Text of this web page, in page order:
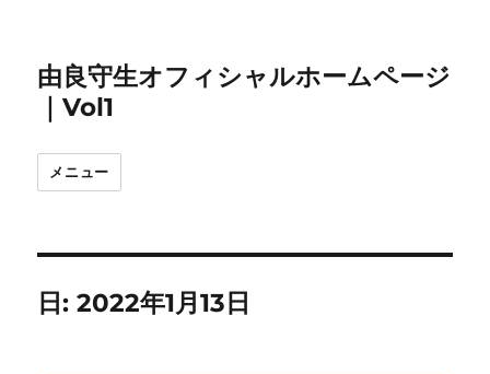
由良守生オフィシャルホームページ
｜Vol1
メニュー
日:2022年1月13日